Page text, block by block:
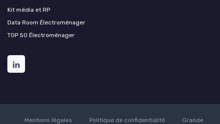
Kit média et RP
Data Room Électroménager
TOP 50 Électroménager
Mentions légales Politique de confidentialité
Grande